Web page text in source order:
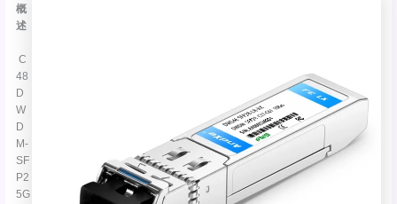
概
述
C
48
D
W
D
M-
SF
P2
5G